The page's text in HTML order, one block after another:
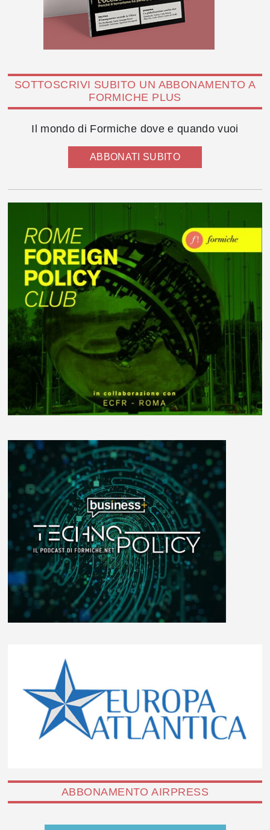
SOTTOSCRIVI SUBITO UN ABBONAMENTO A
FORMICHE PLUS
Il mondo di Formiche dove e quando vuoi
ABBONATI SUBITO
ABBONAMENTO AIRPRESS